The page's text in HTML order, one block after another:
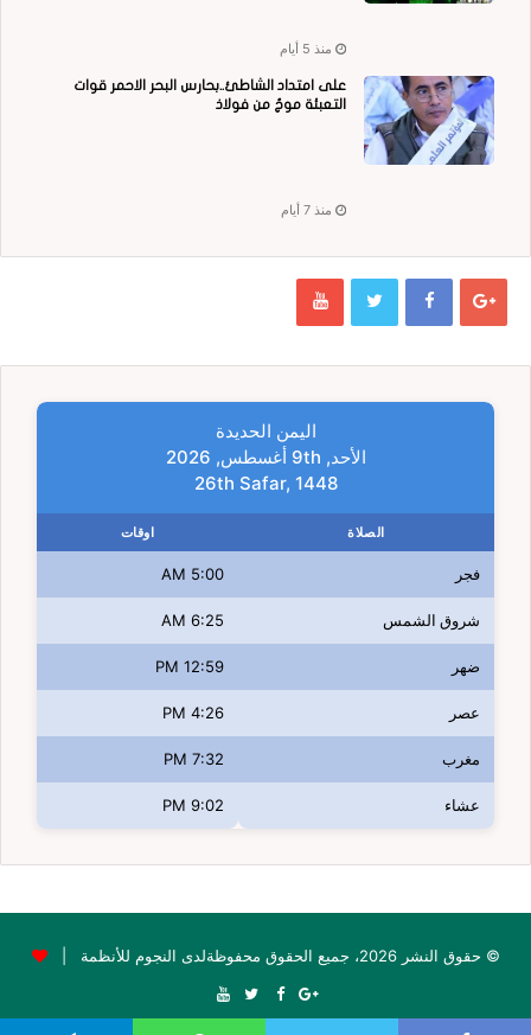
منذ 5 أيام
على امتداد الشاطئ..بحارس البحر الاحمر قوات
التعبئة موجٌ من فولاذ
منذ 7 أيام
اليمن الحديدة
الأحد, 9th أغسطس, 2026
26th Safar, 1448
الصلاة اوقات
فجر 5:00 AM
شروق الشمس 6:25 AM
ضهر 12:59 PM
عصر 4:26 PM
مغرب 7:32 PM
عشاء 9:02 PM
© حقوق النشر 2026، جميع الحقوق محفوظةلدى النجوم للأنظمة |